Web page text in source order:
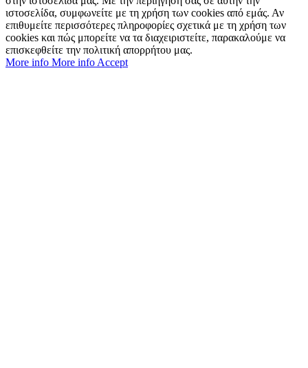
ιστοσελίδα, συμφωνείτε με τη χρήση των cookies από εμάς. Αν
επιθυμείτε περισσότερες πληροφορίες σχετικά με τη χρήση των
cookies και πώς μπορείτε να τα διαχειριστείτε, παρακαλούμε να
επισκεφθείτε την πολιτική απορρήτου μας.
More info More info Accept